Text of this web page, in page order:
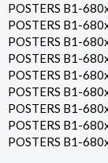
POSTERS B1-
POSTERS B1-
POSTERS B1-
POSTERS B1-
POSTERS B1-
POSTERS B1-
POSTERS B1-
POSTERS B1-
POSTERS B1-